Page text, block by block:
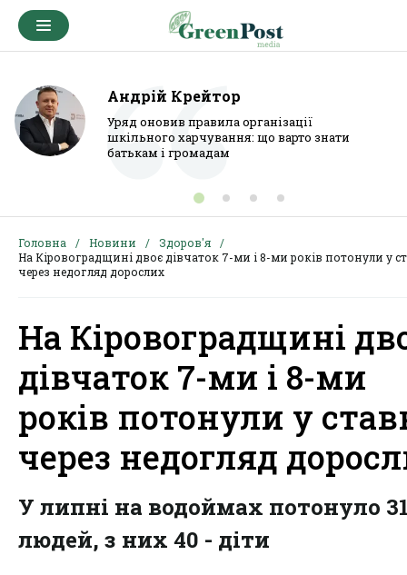
Андрій Крейтор
Уряд оновив правила організації
шкільного харчування: що варто знати
батькам і громадам
Головна Новини
Здоров'я
На Кіровоградщині двоє дівчаток 7-ми і 8-ми років потонули у
через недогляд дорослих
На Кіровоградщині
дівчаток 7-ми і 8-ми
років потонули у
через недогляд
У липні на водоймах потонуло
людей, з них 40 - діти